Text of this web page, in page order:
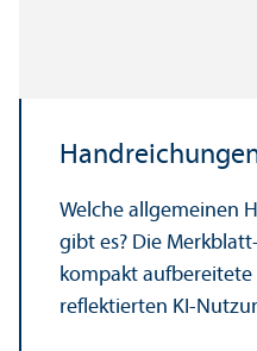
Welche allgemeinen
gibt es? Die
kompakt
reflektierten KI-